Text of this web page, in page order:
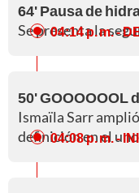
64' Pausa de
Se presenta la
04:14 p. m.-
50' GOOOOOOL
Ismaïla Sarr
definición en el
04:08 p. m. -